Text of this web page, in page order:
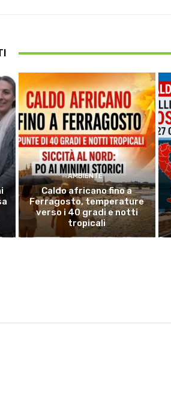
AMBIENTE
Caldo africano fino a
Ferragosto, temperature
verso i 40 gradi e notti
tropicali